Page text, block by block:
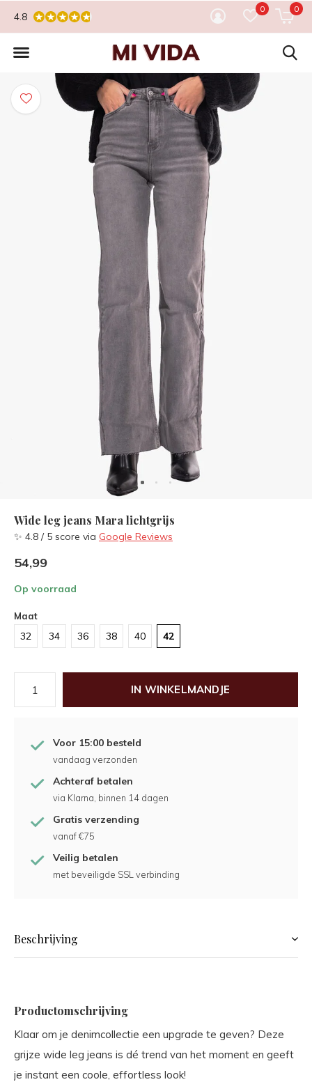
0 0
4.8
Wide leg jeans Mara lichtgrijs
✨ 4.8 / 5 score via Google Reviews
54,99
Op voorraad
Maat
32 34 36 38 40 42
IN WINKELMANDJE
Voor 15:00 besteld
vandaag verzonden
Achteraf betalen
via Klarna, binnen 14 dagen
Gratis verzending
vanaf €75
Veilig betalen
met beveiligde SSL verbinding
Beschrijving
Productomschrijving
Klaar om je denimcollectie een upgrade te geven? Deze
grijze wide leg jeans is dé trend van het moment en geeft
je instant een coole, effortless look!